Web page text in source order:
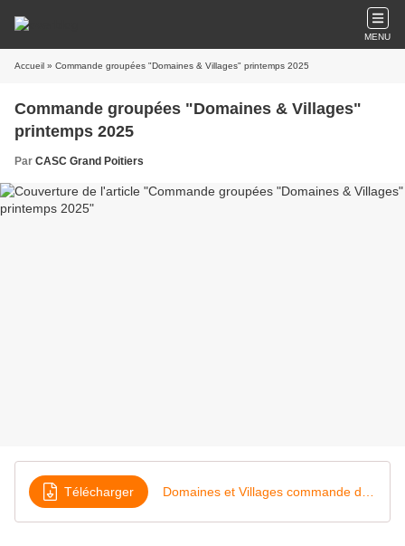
MENU
Accueil » Commande groupées "Domaines & Villages" printemps 2025
Commande groupées "Domaines & Villages"
printemps 2025
Par CASC Grand Poitiers
Télécharger